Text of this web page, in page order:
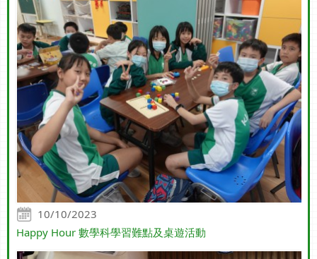
10/10/2023
Happy Hour 數學科學習難點及桌遊活動